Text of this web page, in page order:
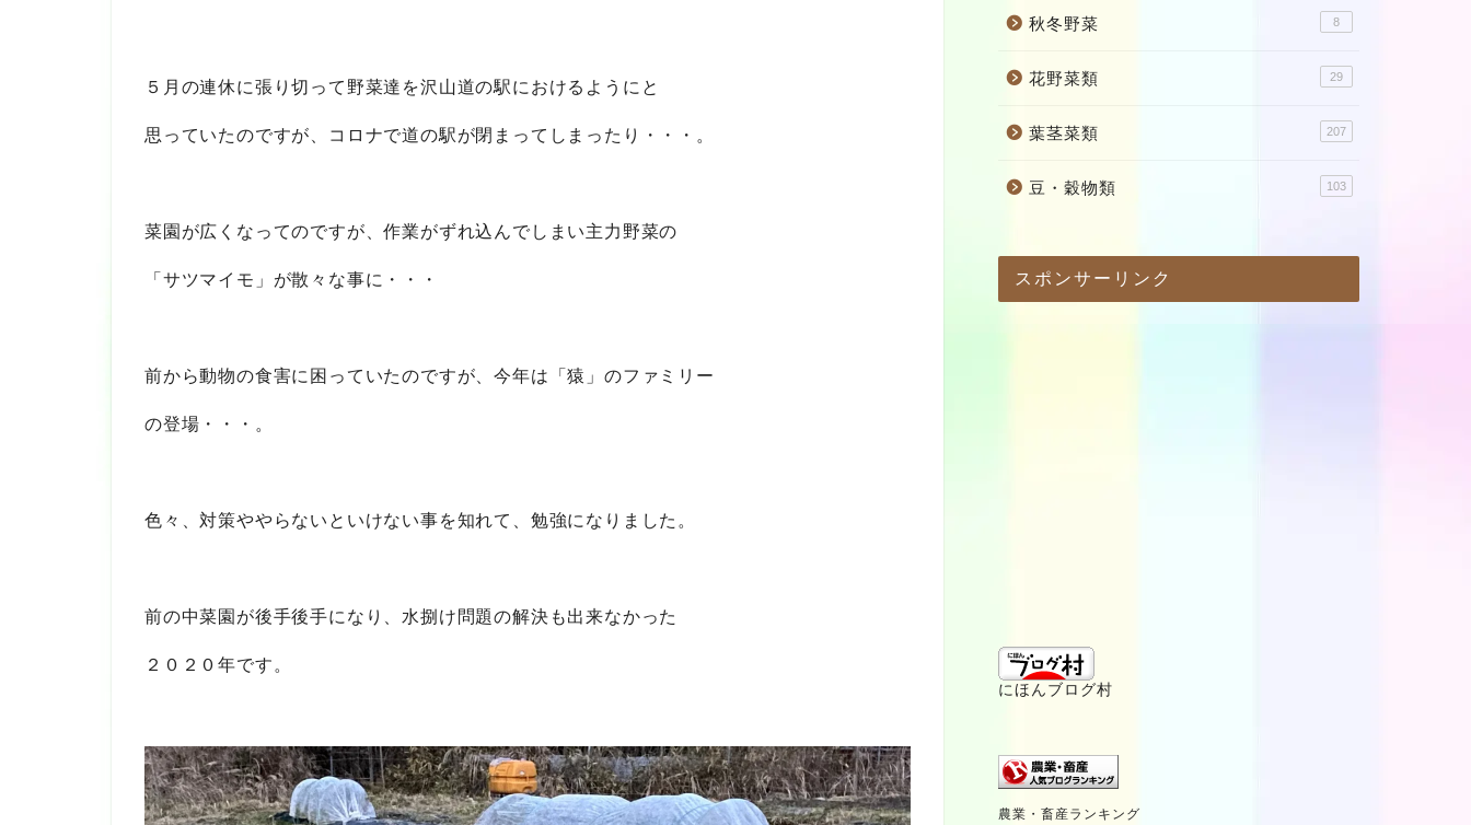
５月の連休に張り切って野菜達を沢山道の駅におけるようにと
思っていたのですが、コロナで道の駅が閉まってしまったり・・・。
菜園が広くなってのですが、作業がずれ込んでしまい主力野菜の
「サツマイモ」が散々な事に・・・
前から動物の食害に困っていたのですが、今年は「猿」のファミリー
の登場・・・。
色々、対策ややらないといけない事を知れて、勉強になりました。
前の中菜園が後手後手になり、水捌け問題の解決も出来なかった
２０２０年です。
秋冬野菜 8
花野菜類 29
葉茎菜類 207
豆・穀物類 103
スポンサーリンク
にほんブログ村
農業・畜産ランキング